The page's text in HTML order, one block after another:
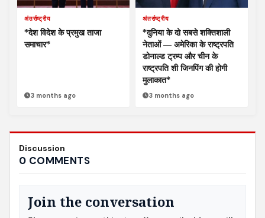
अंतर्राष्ट्रीय
*देश विदेश के प्रमुख ताजा
समाचार*
3 months ago
अंतर्राष्ट्रीय
*दुनिया के दो सबसे शक्तिशाली
नेताओं — अमेरिका के राष्ट्रपति
डोनाल्ड ट्रम्प और चीन के
राष्ट्रपति शी जिनपिंग की होगी
मुलाकात*
3 months ago
Discussion
0 COMMENTS
Join the conversation